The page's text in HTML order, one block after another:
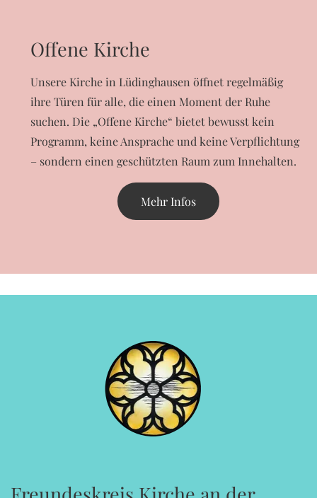
Offene Kirche
Unsere Kirche in Lüdinghausen öffnet regelmäßig
ihre Türen für alle, die einen Moment der Ruhe
suchen. Die „Offene Kirche“ bietet bewusst kein
Programm, keine Ansprache und keine Verpflichtung
– sondern einen geschützten Raum zum Innehalten.
Mehr Infos